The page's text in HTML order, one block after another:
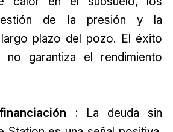
de la presión y la
plazo del pozo. El éxito
no garantiza el rendimiento
: La deuda sin